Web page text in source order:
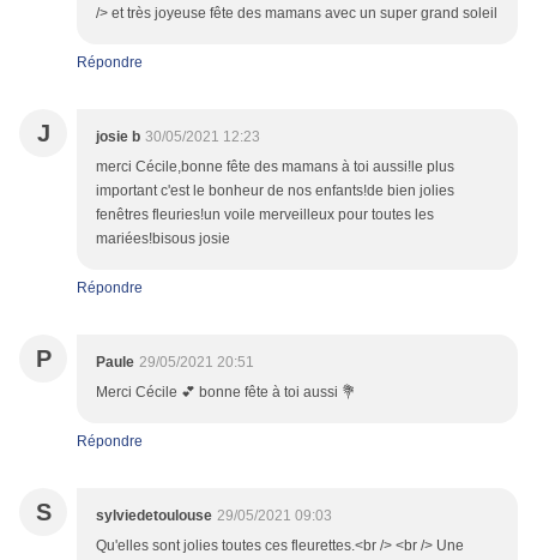
/> et très joyeuse fête des mamans avec un super grand soleil
Répondre
J josie b 30/05/2021 12:23
merci Cécile,bonne fête des mamans à toi aussi!le plus
important c'est le bonheur de nos enfants!de bien jolies
fenêtres fleuries!un voile merveilleux pour toutes les
mariées!bisous josie
Répondre
P Paule 29/05/2021 20:51
Merci Cécile 💕 bonne fête à toi aussi 💐
Répondre
S sylviedetoulouse 29/05/2021 09:03
Qu'elles sont jolies toutes ces fleurettes.<br /> <br /> Une